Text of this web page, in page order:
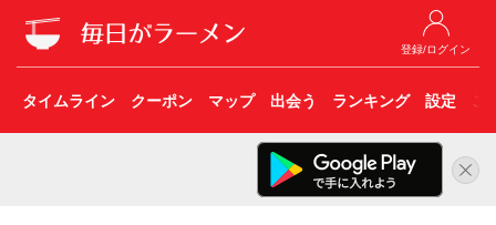
登録/ログイン
タイムライン クーポン マップ 出会う ランキング 設定 こ